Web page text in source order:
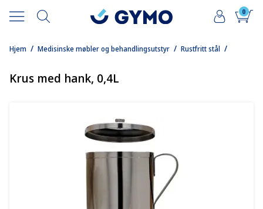
0
/
Hjem /
Medisinske møbler og behandlingsutstyr /
Rustfritt stål
Krus med hank, 0,4L